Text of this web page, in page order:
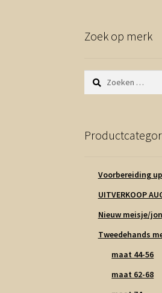
Zoek op merk
Zoeken
naar:
Voorbereiding
UITVERKOOP
Nieuw meisje/
Tweedehands
maat 44-56
maat 62-68